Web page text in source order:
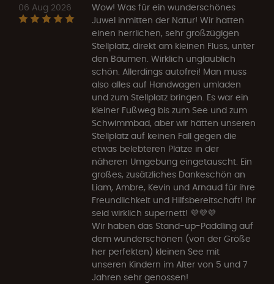
06 Aug 2026
Wow! Was für ein wunderschönes
Juwel inmitten der Natur! Wir hatten
einen herrlichen, sehr großzügigen
Stellplatz, direkt am kleinen Fluss, unter
den Bäumen. Wirklich unglaublich
schön. Allerdings autofrei! Man muss
also alles auf Handwagen umladen
und zum Stellplatz bringen. Es war ein
kleiner Fußweg bis zum See und zum
Schwimmbad, aber wir hätten unseren
Stellplatz auf keinen Fall gegen die
etwas belebteren Plätze in der
näheren Umgebung eingetauscht. Ein
großes, zusätzliches Dankeschön an
Liam, Ambre, Kevin und Arnaud für ihre
Freundlichkeit und Hilfsbereitschaft! Ihr
seid wirklich supernett! 💜💜💜
Wir haben das Stand-up-Paddling auf
dem wunderschönen (von der Größe
her perfekten) kleinen See mit
unseren Kindern im Alter von 5 und 7
Jahren sehr genossen!